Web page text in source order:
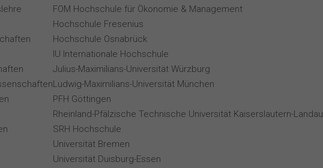
FOM Hochschule für Ökonomie & Management
Hochschule Fresenius
Hochschule Osnabrück
IU Internationale Hochschule
Julius-Maximilians-Universität Würzburg
Ludwig-Maximilians-Universität München
PFH Göttingen
Rheinland-Pfälzische Technische Universität Kaiserslautern-Landau
SRH Hochschule
Universität Bremen
Universität Duisburg-Essen